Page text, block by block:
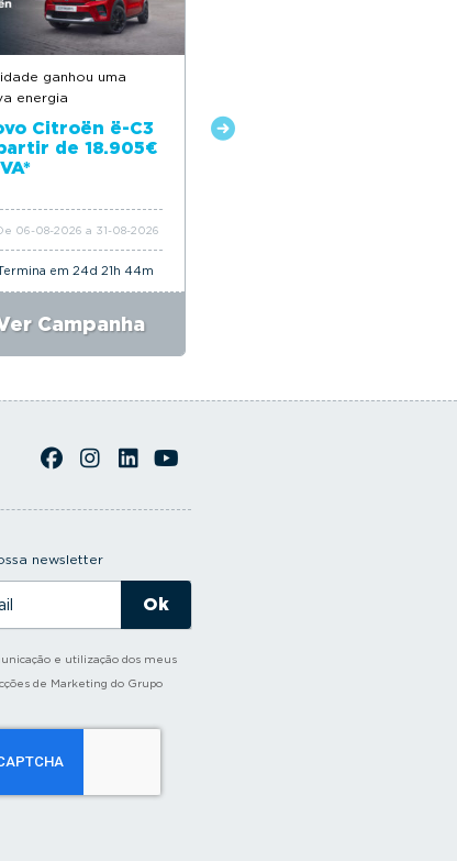
ganhou uma
energia
Citroën ë-C3
de 18.905€
06-08-2026 a 31-08-2026
em 24d 21h 44m
Campanha
Novo Citroën C3 a
newsletter
e utilização dos meus
de Marketing do Grupo